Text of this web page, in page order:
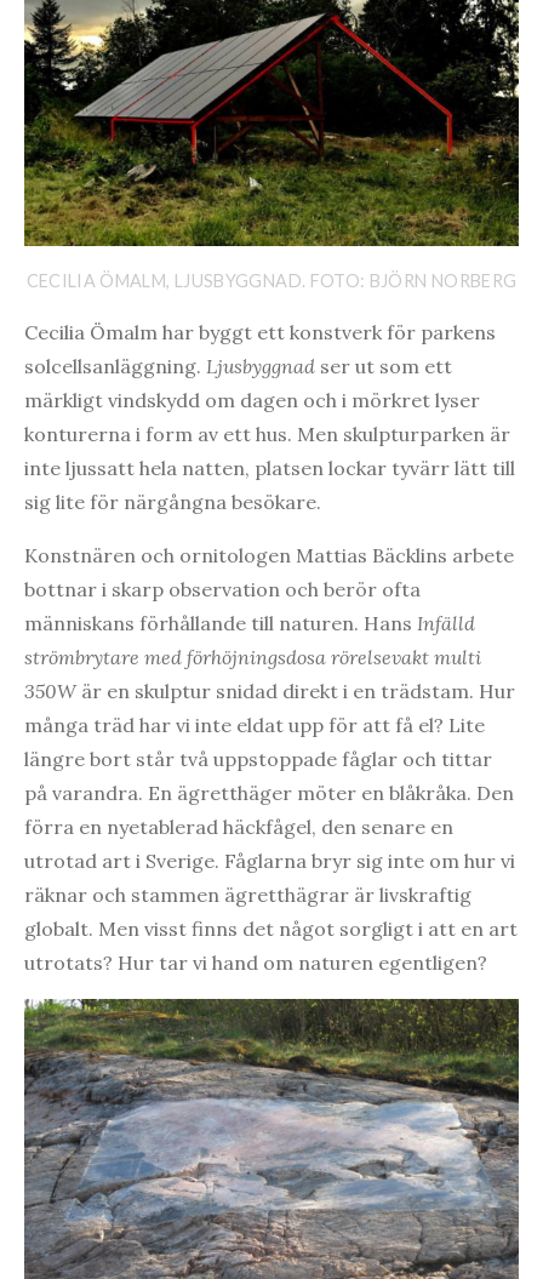
CECILIA ÖMALM, LJUSBYGGNAD. FOTO: BJÖRN NORBERG
Cecilia Ömalm har byggt ett konstverk för parkens
solcellsanläggning. Ljusbyggnad ser ut som ett
märkligt vindskydd om dagen och i mörkret lyser
konturerna i form av ett hus. Men skulpturparken är
inte ljussatt hela natten, platsen lockar tyvärr lätt till
sig lite för närgångna besökare.
Konstnären och ornitologen Mattias Bäcklins arbete
bottnar i skarp observation och berör ofta
människans förhållande till naturen. Hans Infälld
strömbrytare med förhöjningsdosa rörelsevakt multi
350W är en skulptur snidad direkt i en trädstam. Hur
många träd har vi inte eldat upp för att få el? Lite
längre bort står två uppstoppade fåglar och tittar
på varandra. En ägretthäger möter en blåkråka. Den
förra en nyetablerad häckfågel, den senare en
utrotad art i Sverige. Fåglarna bryr sig inte om hur vi
räknar och stammen ägretthägrar är livskraftig
globalt. Men visst finns det något sorgligt i att en art
utrotats? Hur tar vi hand om naturen egentligen?